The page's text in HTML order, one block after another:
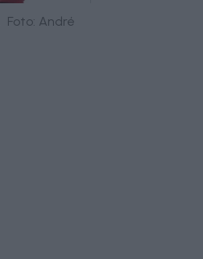
Foto: André